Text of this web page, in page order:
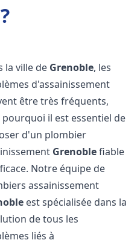
?
la ville de Grenoble, les
d'assainissement
être très fréquents,
pourquoi il est essentiel de
d'un plombier
Grenoblefiable
Notre équipe de
assainissement
est spécialisée dans la
de tous les
liés à